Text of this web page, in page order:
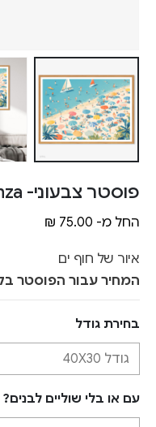
פוסטר צבעוני- Beach Bonanza
החל מ- ₪ 75.00
איור של חוף ים
המחיר עבור הפוסטר
בחירת גודל
עם או בלי שוליים לבנים?